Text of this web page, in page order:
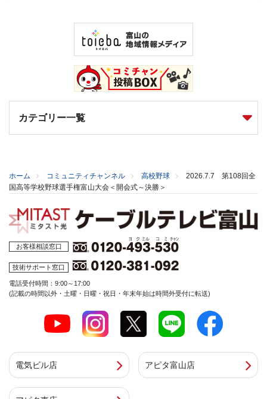
カテゴリー一覧
ホーム コミュニティチャンネル 高校野球
2026.7.7 第108回全
国高等学校野球選手権富山大会＜開会式～決勝＞
お客様相談窓口
技術サポート窓口
電話受付時間：9:00～17:00
(記載の時間以外・土曜・日曜・祝日・年末年始は時間外受付に転送)
電気ビル店 アピタ富山店